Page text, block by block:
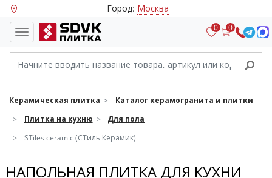
Город: Москва
0 0
Керамическая плитка
Каталог керамогранита и плитки
Плитка на кухню
Для пола
STiles ceramic (СТиль Керамик)
НАПОЛЬНАЯ ПЛИТКА ДЛЯ КУХНИ